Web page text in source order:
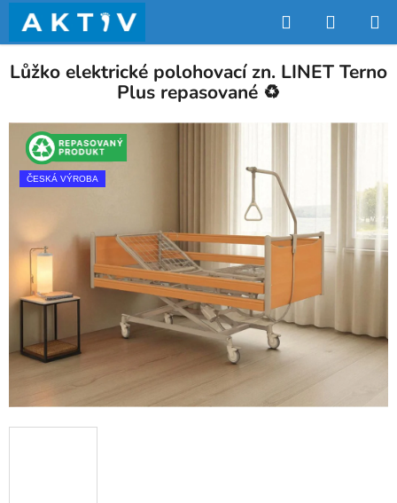
obsah
Hledat
KOŠÍK
Lůžko elektrické polohovací zn. LINET Terno
Plus repasované ♻️
ČESKÁ VÝROBA